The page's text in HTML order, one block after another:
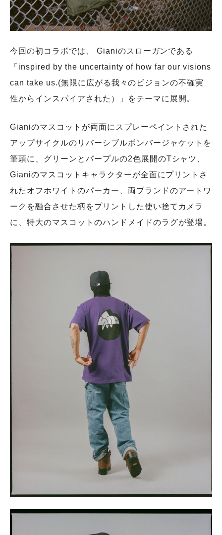
今回の初コラボでは、 Gianiのスローガンである
「inspired by the uncertainty of how far our visions
can take us.(無限に広がる我々のビジョンの不確実
性からインスパイアされた）」をテーマに展開。
Gianiのマスコットが両面にスプレーペイントされた
アップサイクルのリバーシブルボンバージャケットを
筆頭に、グリーンとパープルの2色展開のTシャツ、
Gianiのマスコットキャラクターが全面にプリントさ
れたオフホワイトのパーカー、両ブランドのアートワ
ークを融合させた柄をプリントした使い捨てカメラ
に、特大のマスコットのハンドメイドのラグが登場。